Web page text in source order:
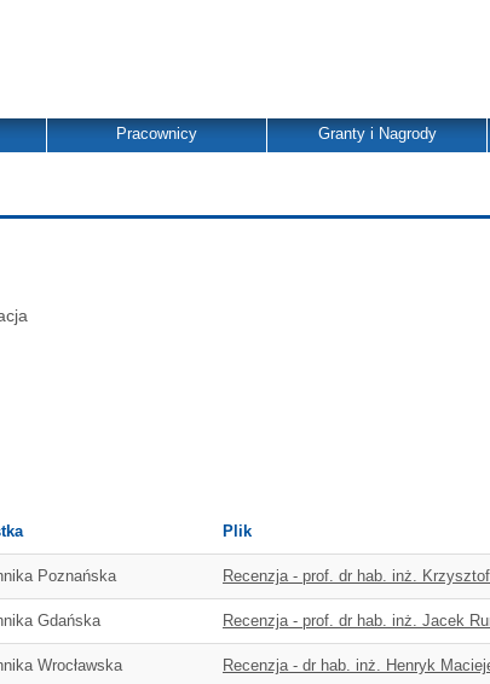
Pracownicy Granty i Nagrody
Plik
Poznańska Recenzja - prof. dr hab. inż.
Gdańska Recenzja - prof. dr hab. inż. Jacek
Wrocławska Recenzja - dr hab. inż. Henryk